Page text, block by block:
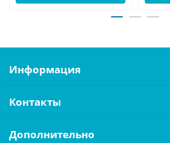
Информация
Контакты
Дополнительно